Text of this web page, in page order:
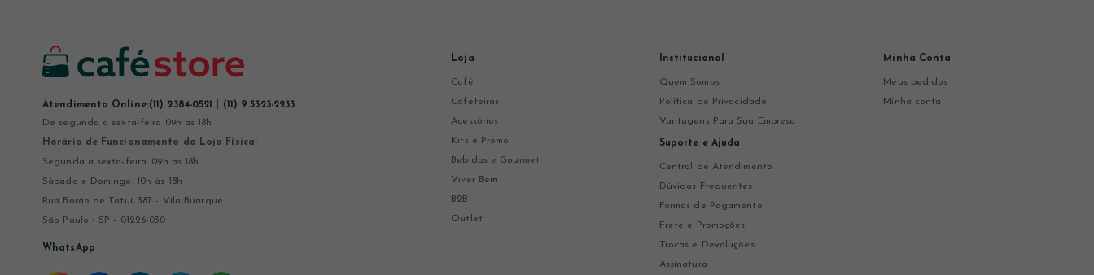
Atendimento Online:(11) 2384-0521 | (11) 9.5323-2233
De segunda a sexta-feira 09h às 18h
Horário de Funcionamento da Loja Física:
Segunda a sexta-feira: 09h às 18h
Sábado e Domingo: 10h às 18h
Rua Barão de Tatuí, 387 - Vila Buarque
São Paulo - SP - 01226-030
WhatsApp
Loja
Café
Cafeteiras
Acessórios
Kits e Promo
Bebidas e Gourmet
Viver Bem
B2B
Outlet
Institucional
Quem Somos
Política de Privacidade
Vantagens Para Sua Empresa
Suporte e Ajuda
Central de Atendimento
Dúvidas Frequentes
Formas de Pagamento
Frete e Promoções
Trocas e Devoluções
Assinatura
Minha Conta
Meus pedidos
Minha conta